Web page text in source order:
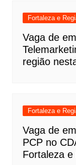
Fortaleza e
Vaga de
região
Fortaleza e
Vaga de
PCP no
Fortaleza